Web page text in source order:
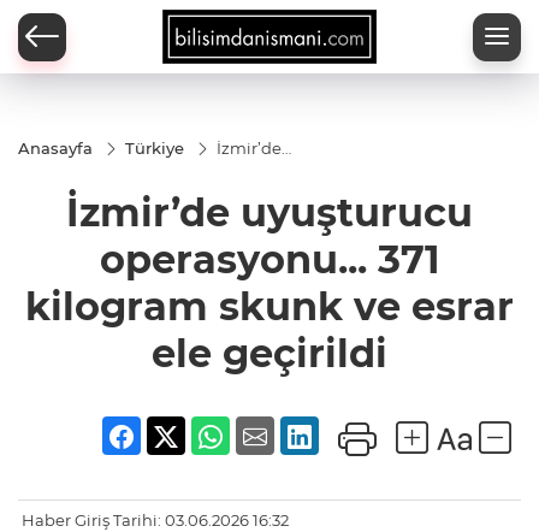
Anasayfa Türkiye
İzmir’de
371 kilogram
skunk ve
geçirildi
İzmir’de uyuşturucu
operasyonu... 371
kilogram skunk ve esrar
ele geçirildi
Haber Giriş Tarihi: 03.06.2026 16:32